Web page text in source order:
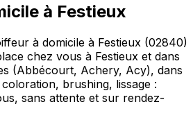
à Festieux
à domicile à Festieux (02840)
chez vous à Festieux et dans
(Abbécourt, Achery, Acy), dans
brushing, lissage :
sans attente et sur rendez-